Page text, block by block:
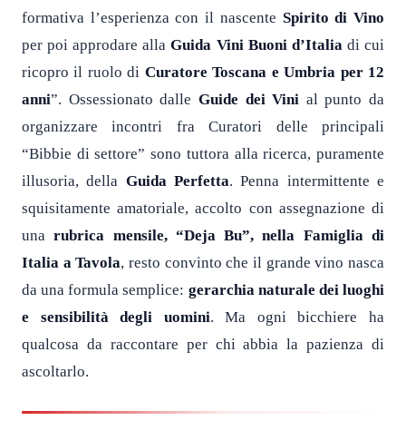
formativa l’esperienza con il nascente Spirito di Vino
per poi approdare allaGuida Vini Buoni d’Italia di cui
ricopro il ruolo di Curatore Toscana e Umbria per 12
anni”. Ossessionato dalle Guide dei Vini al punto da
organizzare incontri fra Curatori delle principali
“Bibbie di settore” sono tuttora alla ricerca, puramente
illusoria, della Guida Perfetta. Penna intermittente e
squisitamente amatoriale, accolto con assegnazione di
unarubrica mensile, “Deja Bu”, nella Famiglia di
Italia a Tavola, resto convinto che il grande vino nasca
da una formula semplice: gerarchia naturale dei luoghi
e sensibilità degli uomini. Ma ogni bicchiere ha
qualcosa da raccontare per chi abbia la pazienza di
ascoltarlo.